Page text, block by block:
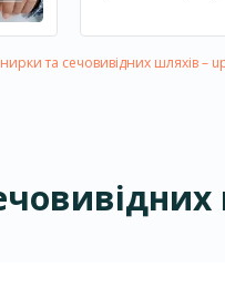
та сечовивідних шляхів –